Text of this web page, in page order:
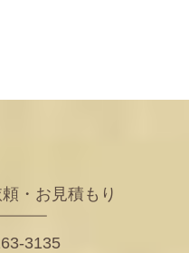
・お見積もり
3135